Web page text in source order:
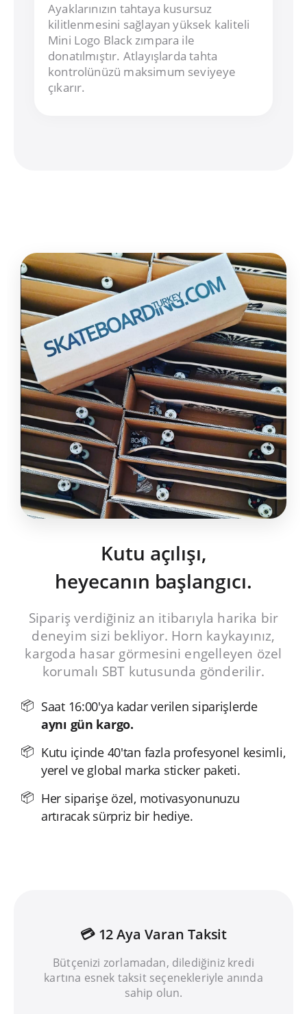
Ayaklarınızın tahtaya kusursuz
kilitlenmesini sağlayan yüksek kaliteli
Mini Logo Black zımpara ile
donatılmıştır. Atlayışlarda tahta
kontrolünüzü maksimum seviyeye
çıkarır.
Kutu açılışı,
heyecanın başlangıcı.
Sipariş verdiğiniz an itibarıyla harika bir
deneyim sizi bekliyor. Horn kaykayınız,
kargoda hasar görmesini engelleyen özel
korumalı SBT kutusunda gönderilir.
Saat 16:00'ya kadar verilen siparişlerde
aynı gün kargo.
Kutu içinde 40'tan fazla profesyonel kesimli,
yerel ve global marka sticker paketi.
Her siparişe özel, motivasyonunuzu
artıracak sürpriz bir hediye.
💳 12 Aya Varan Taksit
Bütçenizi zorlamadan, dilediğiniz kredi
kartına esnek taksit seçenekleriyle anında
sahip olun.